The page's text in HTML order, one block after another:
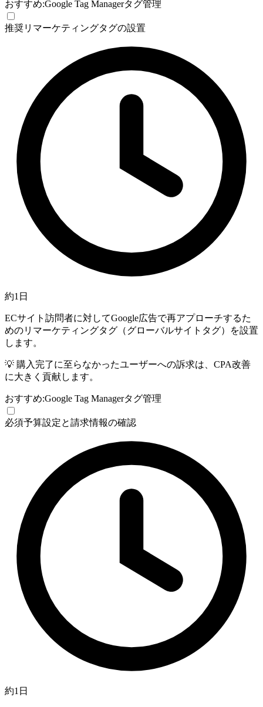
おすすめ:Google Tag Managerタグ管理
推奨リマーケティングタグの設置
約1日
ECサイト訪問者に対してGoogle広告で再アプローチするた
めのリマーケティングタグ（グローバルサイトタグ）を設置
します。
💡 購入完了に至らなかったユーザーへの訴求は、CPA改善
に大きく貢献します。
おすすめ:Google Tag Managerタグ管理
必須予算設定と請求情報の確認
約1日